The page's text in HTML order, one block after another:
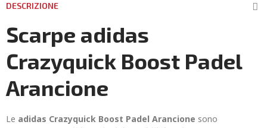
DESCRIZIONE
Scarpe adidas
Crazyquick Boost Padel
Arancione
Le adidas Crazyquick Boost Padel Arancione sono